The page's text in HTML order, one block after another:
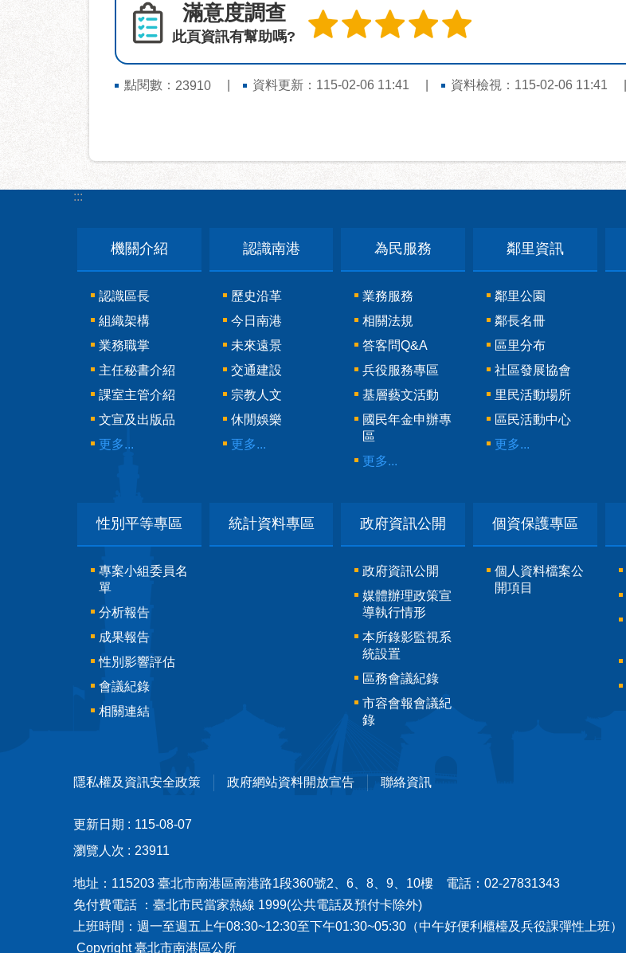
滿意度調查
此頁資訊有幫助嗎?
點閱數： 23910 資料更新：115-02-06 11:41 資料檢視：115-02-06 11:41
:::
機關介紹
認識區長
組織架構
業務職掌
主任秘書介紹
課室主管介紹
文宣及出版品
更多...
認識南港
歷史沿革
今日南港
未來遠景
交通建設
宗教人文
休閒娛樂
更多...
為民服務
業務服務
相關法規
答客問Q&A
兵役服務專區
基層藝文活動
國民年金申辦專
區
更多...
鄰里資訊
鄰里公園
鄰長名冊
區里分布
社區發展協會
里民活動場所
區民活動中心
更多...
性別平等專區
專案小組委員名
單
分析報告
成果報告
性別影響評估
會議紀錄
相關連結
統計資料專區 政府資訊公開
政府資訊公開
媒體辦理政策宣
導執行情形
本所錄影監視系
統設置
區務會議紀錄
市容會報會議紀
錄
個資保護專區
個人資料檔案公
開項目
隱私權及資訊安全政策 政府網站資料開放宣告 聯絡資訊
更新日期
115-08-07
瀏覽人次
23911
地址：115203 臺北市南港區南港路1段360號2、6、8、9、10樓 電話：02-27831343
免付費電話 ：臺北市民當家熱線 1999(公共電話及預付卡除外)
上班時間：週一至週五上午08:30~12:30至下午01:30~05:30（中午好便利櫃檯及兵役課彈性上班）
Copyright 臺北市南港區公所